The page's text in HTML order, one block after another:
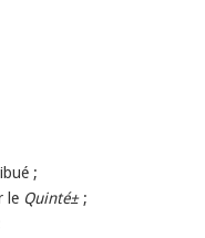
;
le Quinté±;